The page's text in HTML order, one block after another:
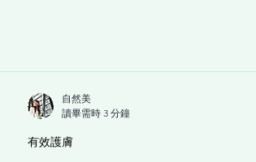
有效護膚
自然美
讀畢需時 3 分鐘